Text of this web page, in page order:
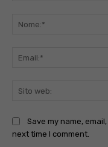
Save my name,
next time I comment.